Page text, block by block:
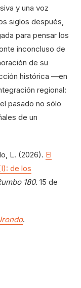
y una voz
siglos después,
para pensar los
inconcluso de
de su
histórica —en
regional:
pasado no sólo
de un
L. (2026). El
de los
180. 15 de
.